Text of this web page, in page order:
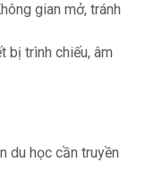
gian mở, tránh
bị trình chiếu, âm
du học cần truyền